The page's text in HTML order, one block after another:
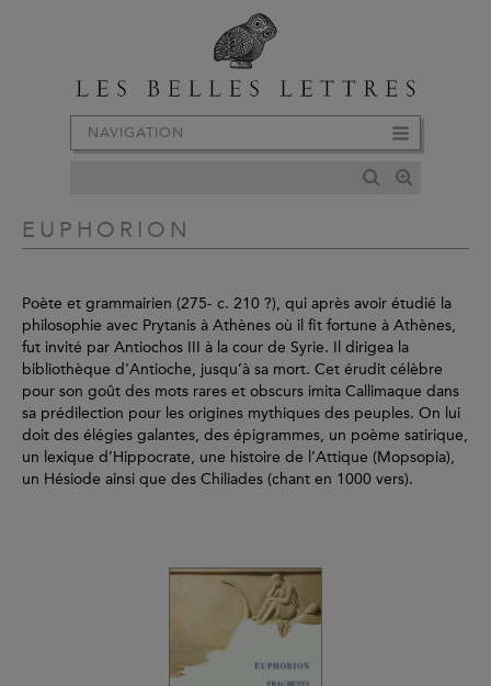
NAVIGATION
EUPHORION
Poète et grammairien (275- c. 210 ?), qui après avoir étudié la
philosophie avec Prytanis à Athènes où il fit fortune à Athènes,
fut invité par Antiochos III à la cour de Syrie. Il dirigea la
bibliothèque d'Antioche, jusqu’à sa mort. Cet érudit célèbre
pour son goût des mots rares et obscurs imita Callimaque dans
sa prédilection pour les origines mythiques des peuples. On lui
doit des élégies galantes, des épigrammes, un poème satirique,
un lexique d’Hippocrate, une histoire de l’Attique (Mopsopia),
un Hésiode ainsi que des Chiliades (chant en 1000 vers).